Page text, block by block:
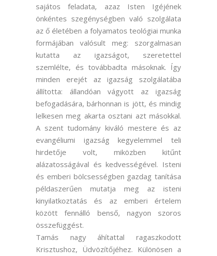
sajátos feladata, azaz Isten Igéjének
önkéntes szegénységben való szolgálata
az ő életében a folyamatos teológiai munka
formájában valósult meg: szorgalmasan
kutatta az igazságot, szeretettel
szemlélte, és továbbadta másoknak. Így
minden erejét az igazság szolgálatába
állította: állandóan vágyott az igazság
befogadására, bárhonnan is jött, és mindig
lelkesen meg akarta osztani azt másokkal.
A szent tudomány kiváló mestere és az
evangéliumi igazság kegyelemmel teli
hirdetője volt, miközben kitűnt
alázatosságával és kedvességével. Isteni
és emberi bölcsességben gazdag tanítása
példaszerűen mutatja meg az isteni
kinyilatkoztatás és az emberi értelem
között fennálló benső, nagyon szoros
összefüggést.
Tamás nagy áhítattal ragaszkodott
Krisztushoz, Üdvözítőjéhez. Különösen a